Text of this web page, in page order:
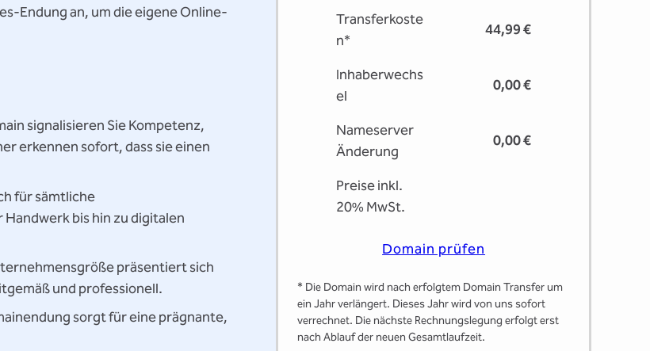
Endung an, um die eigene Online-
signalisieren Sie Kompetenz,
erkennen sofort, dass sie einen
für sämtliche
bis hin zu digitalen
präsentiert sich
und professionell.
sorgt für eine prägnante,
Transferkoste
n*
44,99 €
Inhaberwechs
el
0,00 €
Nameserver
Änderung
0,00 €
Preise inkl.
20% MwSt.
Domain prüfen
* Die Domain wird nach erfolgtem Domain Transfer um
ein Jahr verlängert. Dieses Jahr wird von uns sofort
verrechnet. Die nächste Rechnungslegung erfolgt erst
nach Ablauf der neuen Gesamtlaufzeit.